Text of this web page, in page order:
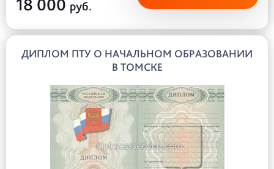
18 000 руб.
ДИПЛОМ ПТУ О НАЧАЛЬНОМ ОБРАЗОВАНИИ
В ТОМСКЕ